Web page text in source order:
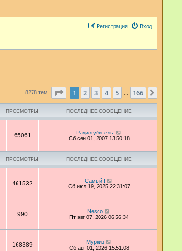
Вход
Регистрация
8278 тем Страница1 из 166
1 2 3 4 5 166
ПРОСМОТРЫ ПОСЛЕДНЕЕ СООБЩЕНИЕ
65061
Радиогубитель!
Сб сен 01, 2007 13:50:18
ПРОСМОТРЫ ПОСЛЕДНЕЕ СООБЩЕНИЕ
461532
Самый !
Сб июл 19, 2025 22:31:07
990
Nesco
Пт авг 07, 2026 06:56:34
168389
Муркиз
Сб авг 01, 2026 15:51:08